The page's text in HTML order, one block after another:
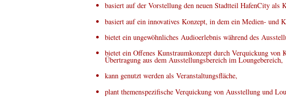
basiert auf der Vorstellung den neuen Stadtteil HafenCity als
basiert auf ein innovatives Konzept, in dem ein Medien- und
bietet ein ungewöhnliches Audioerlebnis während des
bietet ein Offenes Kunstraumkonzept durch Verquickung
Übertragung aus dem Ausstellungsbereich im Loungebereich,
kann genutzt werden als Veranstaltungsfläche,
plant themenspezifische Verquickung von Ausstellung und